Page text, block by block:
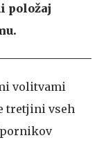
položaj
volitvami
tretjini vseh